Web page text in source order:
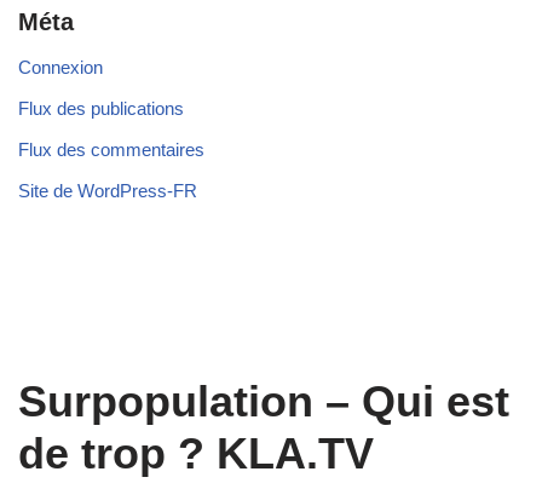
Méta
Connexion
Flux des publications
Flux des commentaires
Site de WordPress-FR
Surpopulation – Qui est
de trop ? KLA.TV